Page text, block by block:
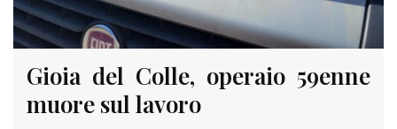
Gioia del Colle, operaio 59enne
muore sul lavoro